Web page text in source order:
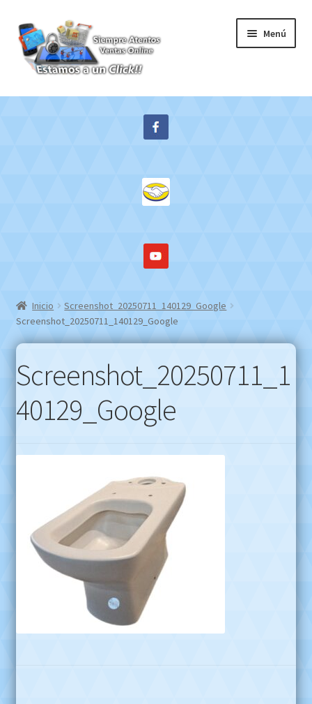
Ir
a
la
navegación
Ir
al
contenido
Menú
Inicio
Inicio
Screenshot_20250711_140129_Google
Screenshot_20250711_140129_Google
Screenshot_20250711_1
40129_Google